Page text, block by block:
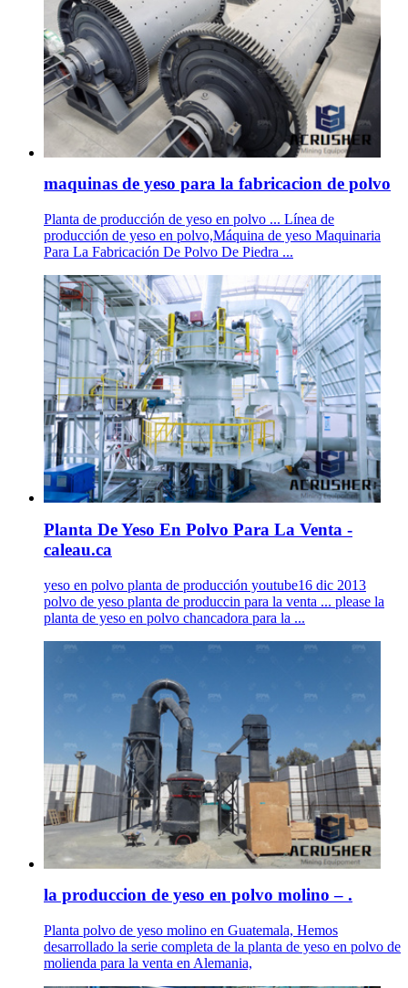
maquinas de yeso para la fabricacion de polvo
Planta de producción de yeso en polvo ... Línea de
producción de yeso en polvo,Máquina de yeso Maquinaria
Para La Fabricación De Polvo De Piedra ...
Planta De Yeso En Polvo Para La Venta -
caleau.ca
yeso en polvo planta de producción youtube16 dic 2013
polvo de yeso planta de produccin para la venta ... please la
planta de yeso en polvo chancadora para la ...
la produccion de yeso en polvo molino – .
Planta polvo de yeso molino en Guatemala, Hemos
desarrollado la serie completa de la planta de yeso en polvo de
molienda para la venta en Alemania,